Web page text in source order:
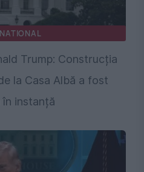
Trump: Construcția
la Casa Albă a fost
instanță